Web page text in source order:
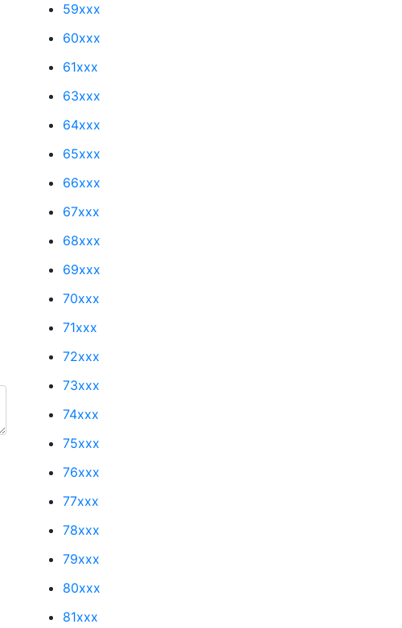
59xxx
60xxx
61xxx
63xxx
64xxx
65xxx
66xxx
67xxx
68xxx
69xxx
70xxx
71xxx
72xxx
73xxx
74xxx
75xxx
76xxx
77xxx
78xxx
79xxx
80xxx
81xxx